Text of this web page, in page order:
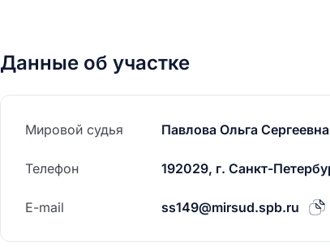
Данные об участке
Мировой судья Павлова Ольга Сергеевна
Телефон 192029, г. Санкт-
E-mail ss149@mirsud.spb.ru